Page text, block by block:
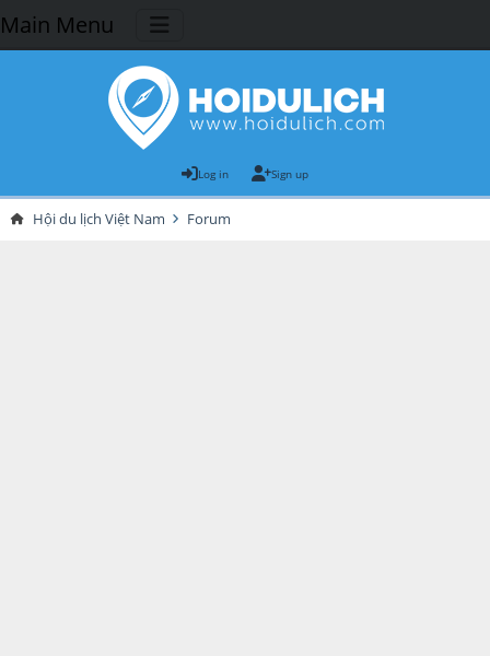
Main Menu
Log in Sign up
Hội du lịch Việt Nam Forum